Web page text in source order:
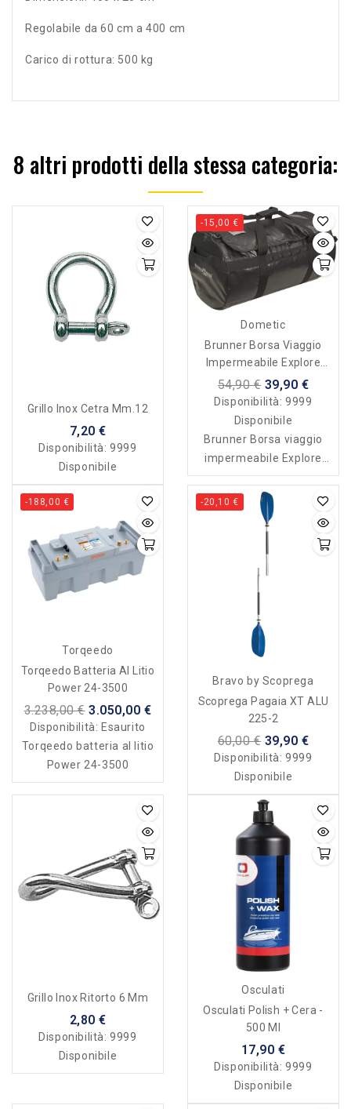
Regolabile da 60 cm a 400 cm
Carico di rottura: 500 kg
8 altri prodotti della stessa categoria:
Grillo Inox Cetra Mm.12
7,20 €
Disponibilità:9999
Disponibile
-15,00 €
Dometic
Brunner Borsa Viaggio
Impermeabile Explore
Duffle 85 Lt
54,90 € 39,90 €
Disponibilità:9999
Disponibile
Brunner Borsa viaggio
impermeabile Explore
Duffle
-188,00 €
Torqeedo
Torqeedo Batteria Al Litio
Power 24-3500
3.238,00 € 3.050,00 €
Disponibilità: Esaurito
Torqeedo batteria al litio
Power 24-3500
-20,10 €
Bravo by Scoprega
Scoprega Pagaia XT ALU
225-2
60,00 € 39,90 €
Disponibilità:9999
Disponibile
Grillo Inox Ritorto 6 Mm
2,80 €
Disponibilità:9999
Disponibile
Osculati
Osculati Polish + Cera -
500 Ml
17,90 €
Disponibilità:9999
Disponibile